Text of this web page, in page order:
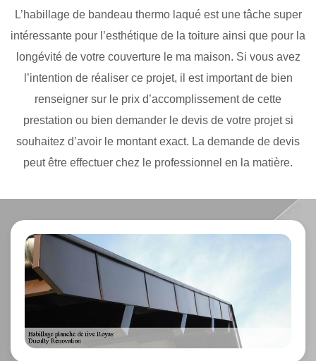
L’habillage de bandeau thermo laqué est une tâche super
intéressante pour l’esthétique de la toiture ainsi que pour la
longévité de votre couverture le ma maison. Si vous avez
l’intention de réaliser ce projet, il est important de bien
renseigner sur le prix d’accomplissement de cette
prestation ou bien demander le devis de votre projet si
souhaitez d’avoir le montant exact. La demande de devis
peut être effectuer chez le professionnel en la matière.